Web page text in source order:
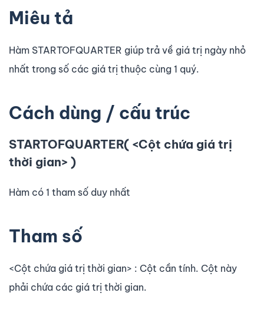
Miêu tả
Hàm STARTOFQUARTER giúp trả về giá trị ngày nhỏ
nhất trong số các giá trị thuộc cùng 1 quý.
Cách dùng / cấu trúc
STARTOFQUARTER( <Cột chứa giá trị
thời gian> )
Hàm có 1 tham số duy nhất
Tham số
<Cột chứa giá trị thời gian> : Cột cần tính. Cột này
phải chứa các giá trị thời gian.